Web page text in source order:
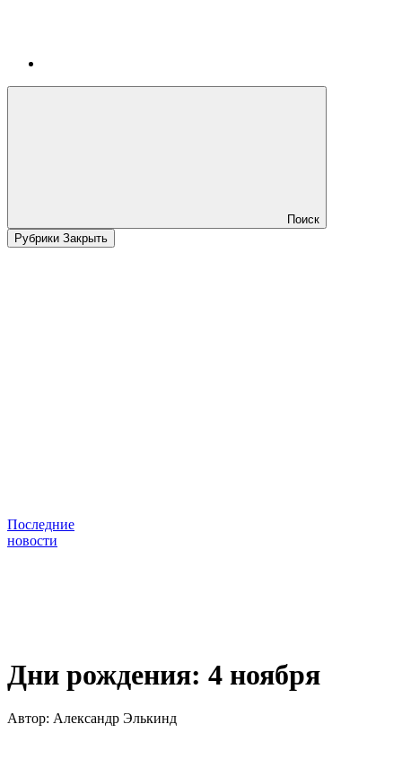
Поиск
Рубрики Закрыть
Последние
новости
Дни рождения: 4 ноября
Автор: Александр Элькинд